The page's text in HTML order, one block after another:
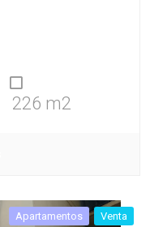
226 m2
Apartamentos Venta